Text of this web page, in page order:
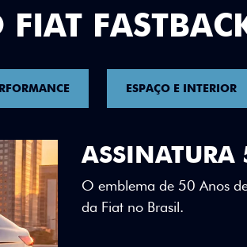
ESPAÇO E INTERIOR
DESIGN QUE
Teto bicolor, adesivos
uma identidade visual